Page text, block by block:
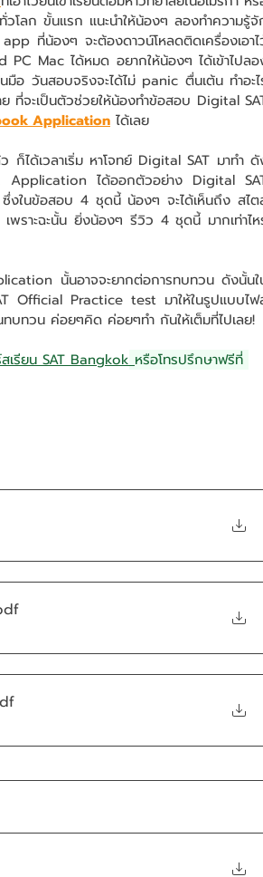
วโลก ขั้นแรก แนะนำให้น้องๆ ลองทำความรู้จั
ที่น้องๆ จะต้องดาวน์โหลดติดเครื่องเอาไ
PC Mac ได้หมด อยากให้น้องๆ ได้เข้าไปล
อ วันสอบจริงจะได้ไม่ panic ตื่นเต้น ทำอะไ
จะเป็นตัวช่วยให้น้องทำข้อสอบ Digital
Application ได้เลย
ได้ออกตัวอย่าง Digital
ในข้อสอบ 4 ชุดนี้ น้องๆ จะได้เห็นถึง สไต
ราะฉะนั้น ยิ่งน้องๆ รีวิว 4 ชุดนี้ มากเท่าไห
Practice test มาให้ในรูปแบบไฟ
บทวน ค่อยๆคิด ค่อยๆทำ กันให้เต็มที่ไปเลย!
เรียน SAT Bangkok หรือโทรปรึกษาฟรีที่